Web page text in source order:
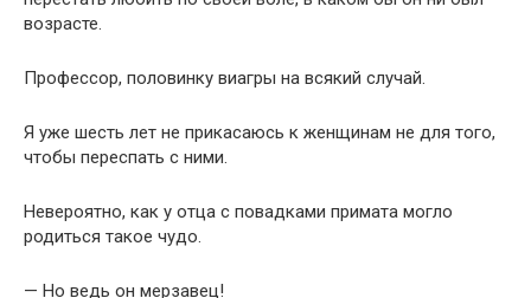
возрасте.
Профессор, половинку виагры на всякий случай.
Я уже шесть лет не прикасаюсь к женщинам не для того,
чтобы переспать с ними.
Невероятно, как у отца с повадками примата могло
родиться такое чудо.
— Но ведь он мерзавец!